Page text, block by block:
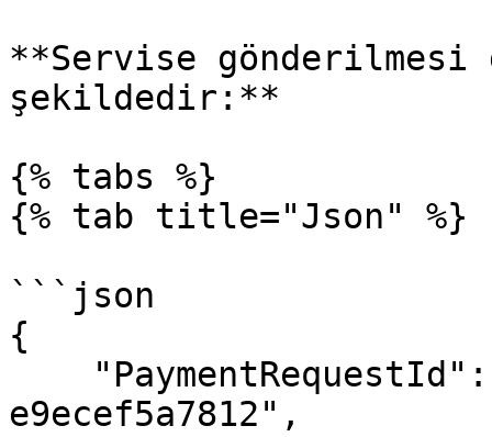
**Servise
şekildedir:**
{% tabs %}
{% tab title="Json" %}
```json
{
e9ecef5a7812",